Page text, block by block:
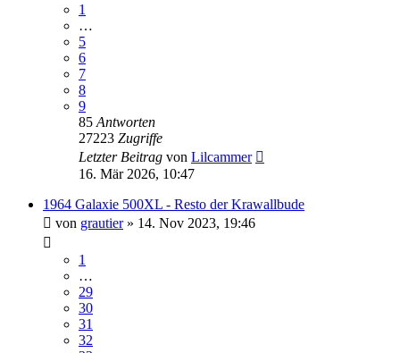
1
…
5
6
7
8
9
85 Antworten
27223 Zugriffe
Letzter Beitrag von Lilcammer
16. Mär 2026, 10:47
1964 Galaxie 500XL - Resto der Krawallbude
von grautier» 14. Nov 2023, 19:46
1
…
29
30
31
32